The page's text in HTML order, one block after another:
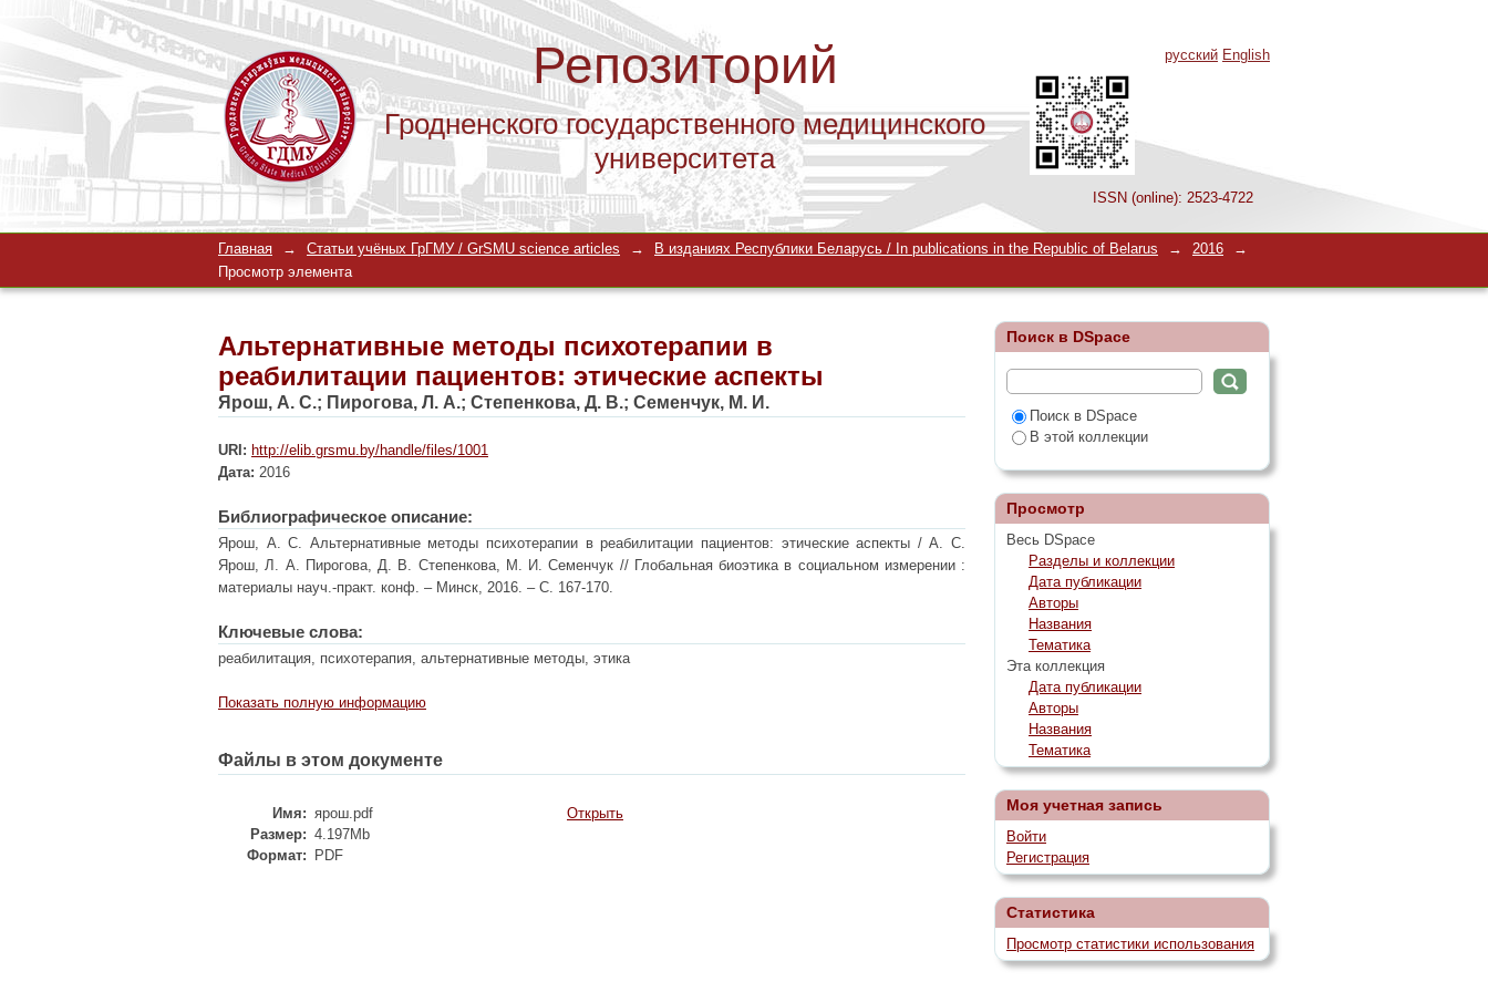
Репозиторий
Гродненского государственного медицинского
университета
ISSN (online): 2523-4722
Альтернативные методы психотерапии в реабилитации пациентов: этические
аспекты
русский English
Главная → Статьи учёных ГрГМУ / GrSMU science articles → В изданиях Республики Беларусь / In publications in the Republic of Belarus → 2016
→
Просмотр элемента
Альтернативные методы психотерапии в
реабилитации пациентов: этические аспекты
Ярош, А. С.; Пирогова, Л. А.; Степенкова, Д. В.; Семенчук, М. И.
URI: http://elib.grsmu.by/handle/files/1001
Дата: 2016
Библиографическое описание:
Ярош, А. С. Альтернативные методы психотерапии в реабилитации пациентов: этические аспекты / А. С.
Ярош, Л. А. Пирогова, Д. В. Степенкова, М. И. Семенчук // Глобальная биоэтика в социальном измерении :
материалы науч.-практ. конф. – Минск, 2016. – С. 167-170.
Ключевые слова:
реабилитация, психотерапия, альтернативные методы, этика
Показать полную информацию
Файлы в этом документе
Имя: ярош.pdf
Размер: 4.197Mb
Формат:
PDF
Открыть
Поиск в DSpace
Поиск в DSpace
В этой коллекции
Просмотр
Весь DSpace
Разделы и коллекции
Дата публикации
Авторы
Названия
Тематика
Эта коллекция
Дата публикации
Авторы
Названия
Тематика
Моя учетная запись
Войти
Регистрация
Статистика
Просмотр статистики использования